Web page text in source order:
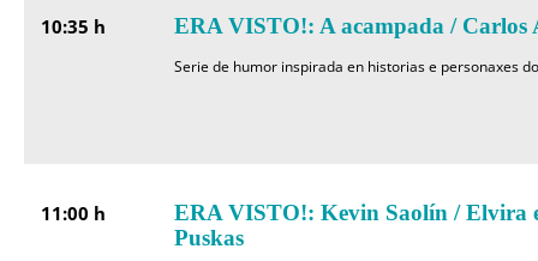
10:35 h ERA VISTO!: A acampada / Carlos
Serie de humor inspirada en historias e personaxes
11:00 h
ERA VISTO!: Kevin Saolín / Elvira
Puskas